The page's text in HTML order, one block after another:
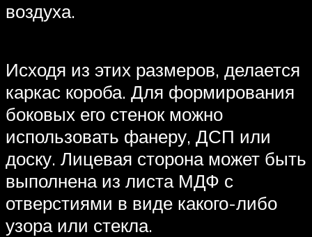
воздуха.
Исходя из этих размеров, делается
каркас короба. Для формирования
боковых его стенок можно
использовать фанеру, ДСП или
доску. Лицевая сторона может быть
выполнена из листа МДФ с
отверстиями в виде какого-либо
узора или стекла.